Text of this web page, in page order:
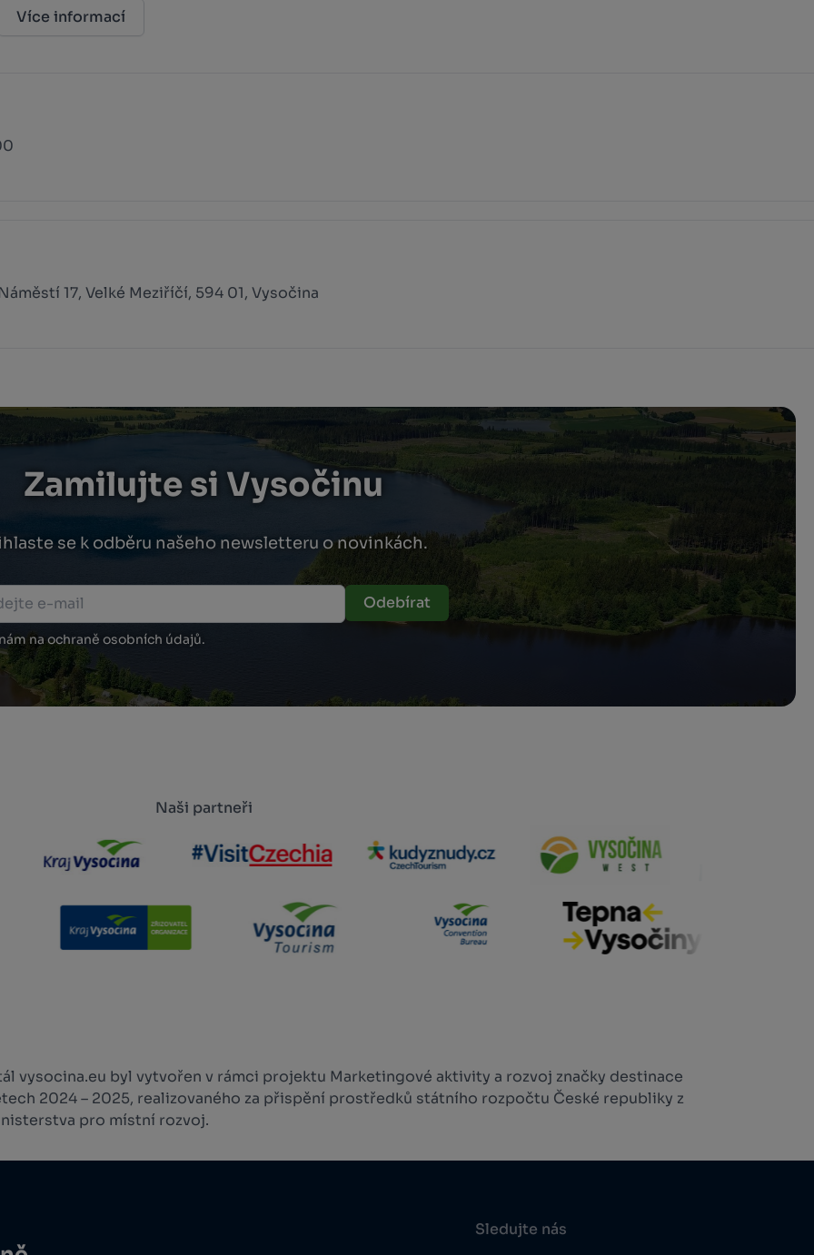
Více informací
17, Velké Meziříčí, 594 01, Vysočina
Zamilujte si Vysočinu
se k odběru našeho newsletteru o novinkách.
na ochraně osobních údajů.
Odebírat
Naši partneři
vysocina.eu byl vytvořen v rámci projektu Marketingové aktivity a rozvoj značky destinace
2024 – 2025, realizovaného za přispění prostředků státního rozpočtu České republiky z
pro místní rozvoj.
Sledujte nás